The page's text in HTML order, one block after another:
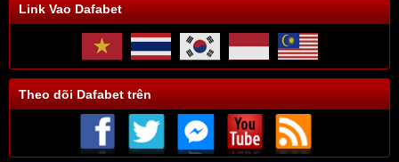
Link Vao Dafabet
Theo dõi Dafabet trên